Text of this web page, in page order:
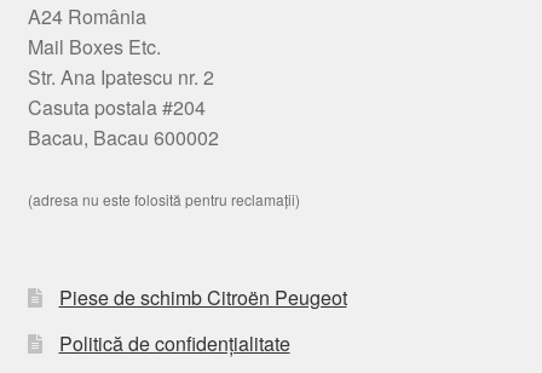
A24 România
Mail Boxes Etc.
Str. Ana Ipatescu nr. 2
Casuta postala #204
Bacau, Bacau 600002
(adresa nu este folosită pentru reclamații)
Piese de schimb Citroën Peugeot
Politică de confidențialitate